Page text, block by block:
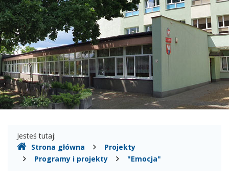
Gdzie
jesteśmy
Jesteś tutaj:
Strona główna
Projekty
Programy i projekty
"Emocja"